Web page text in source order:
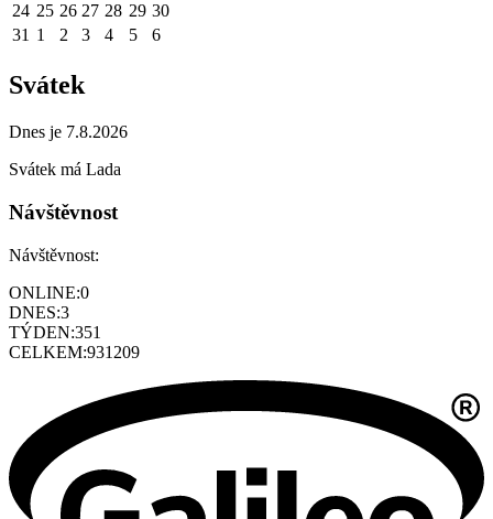
24 25 26 27 28 29 30
31 1 2 3 4 5 6
Svátek
Dnes je 7.8.2026
Svátek má Lada
Návštěvnost
Návštěvnost:
ONLINE:0
DNES:3
TÝDEN:351
CELKEM:931209